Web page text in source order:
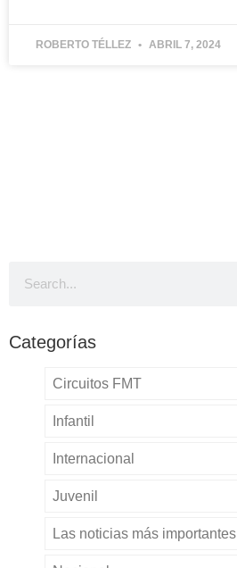
ROBERTO TÉLLEZ ABRIL 7, 2024
Categorías
Circuitos FMT
Infantil
Internacional
Juvenil
Las noticias más importantes